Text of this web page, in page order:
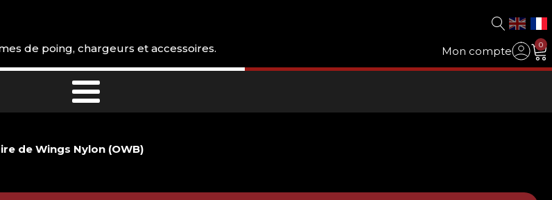
de poing, chargeurs et accessoires. Mon compte 0
de Wings Nylon (OWB)